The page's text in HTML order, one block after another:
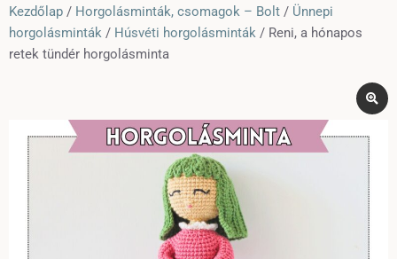
Kezdőlap / Horgolásminták, csomagok – Bolt / Ünnepi
horgolásminták / Húsvéti horgolásminták / Reni, a hónapos
retek tündér horgolásminta